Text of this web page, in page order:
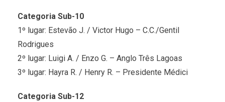
Categoria Sub-10
1º lugar: Estevão J. / Victor Hugo – C.C./Gentil
Rodrigues
2º lugar: Luigi A. / Enzo G. – Anglo Três Lagoas
3º lugar: Hayra R. / Henry R. – Presidente Médici
Categoria Sub-12